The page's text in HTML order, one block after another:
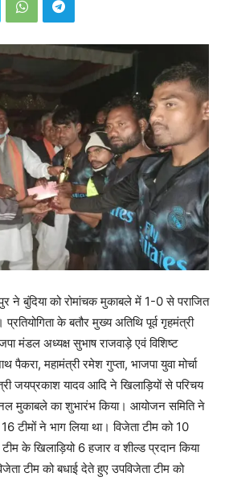
ने बुंदिया को रोमांचक मुकाबले में 1-0 से पराजित
के बतौर मुख्य अतिथि पूर्व गृहमंत्री
मंडल अध्यक्ष सुभाष राजवाड़े एवं विशिष्ट
पैकरा, महामंत्री रमेश गुप्ता, भाजपा युवा मोर्चा
जयप्रकाश यादव आदि ने खिलाड़ियों से परिचय
मुकाबले का शुभारंभ किया। आयोजन समिति ने
टीमों ने भाग लिया था। विजेता टीम को 10
के खिलाड़ियो 6 हजार व शील्ड प्रदान किया
टीम को बधाई देते हुए उपविजेता टीम को